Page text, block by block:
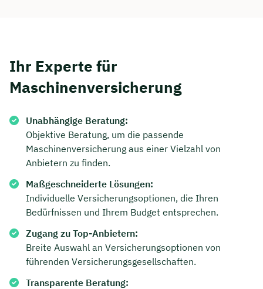
Ihr Experte für
Maschinenversicherung
Unabhängige Beratung:
Objektive Beratung, um die passende
Maschinenversicherung aus einer Vielzahl von
Anbietern zu finden.
Maßgeschneiderte Lösungen:
Individuelle Versicherungsoptionen, die Ihren
Bedürfnissen und Ihrem Budget entsprechen.
Zugang zu Top-Anbietern:
Breite Auswahl an Versicherungsoptionen von
führenden Versicherungsgesellschaften.
Transparente Beratung: